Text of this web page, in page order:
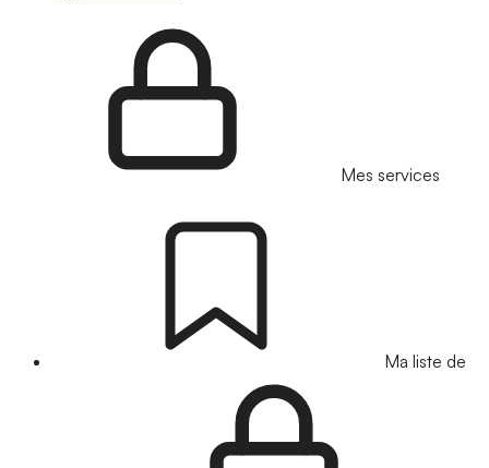
Mes services
Ma liste de